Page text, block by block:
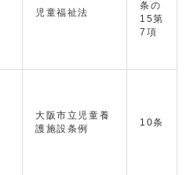
児童福祉法
条の
15第
7項
大阪市立児童養
護施設条例
10条